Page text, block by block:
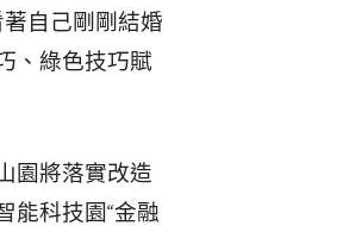
自己剛剛結婚
、綠色技巧賦
園將落實改造
能科技園“金融